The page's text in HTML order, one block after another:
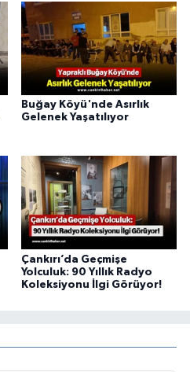
Buğay Köyü'nde Asırlık
Gelenek Yaşatılıyor
Çankırı’da Geçmişe
Yolculuk: 90 Yıllık Radyo
Koleksiyonu İlgi Görüyor!